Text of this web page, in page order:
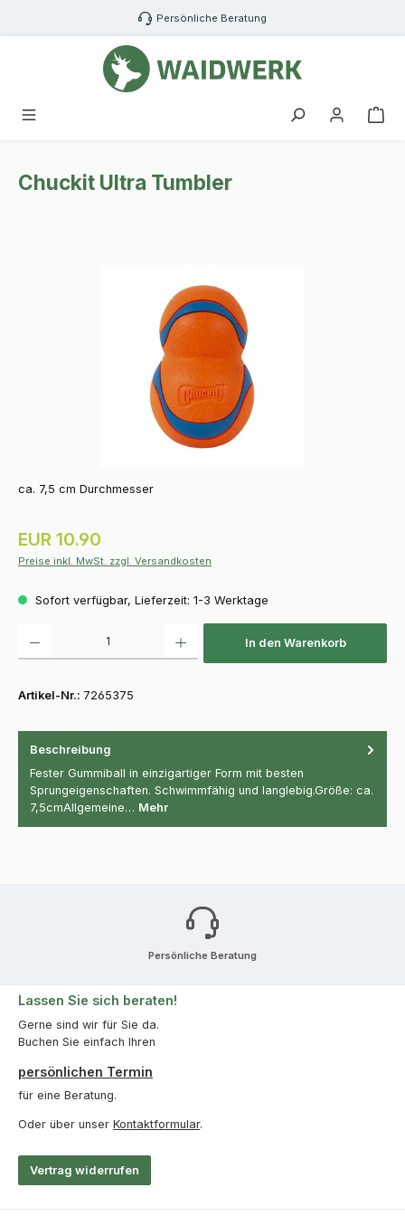
Zum Hauptinhalt springen Persönliche Beratung
Chuckit Ultra Tumbler
ca. 7,5 cm Durchmesser
Regulärer Preis:
EUR 10.90
Preise inkl. MwSt. zzgl. Versandkosten
Sofort verfügbar, Lieferzeit: 1-3 Werktage
In den Warenkorb
Artikel-Nr.: 7265375
Beschreibung
Fester Gummiball in einzigartiger Form mit besten
Sprungeigenschaften. Schwimmfähig und langlebig.Größe: ca.
7,5cmAllgemeine… Mehr
Persönliche Beratung
Lassen Sie sich beraten!
Gerne sind wir für Sie da.
Buchen Sie einfach Ihren
persönlichen Termin
für eine Beratung.
Oder über unser Kontaktformular.
Vertrag widerrufen